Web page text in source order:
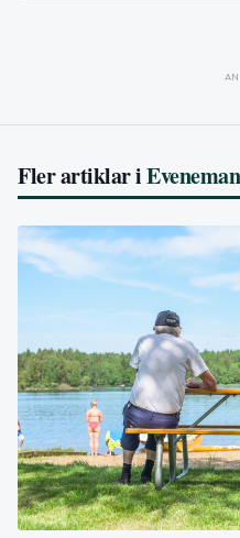
Fler artiklar i